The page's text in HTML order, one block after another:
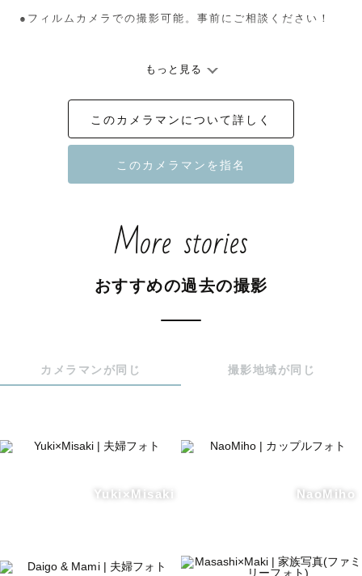
●フィルムカメラでの撮影可能。事前にご相談ください！
もっと見る
このカメラマンについて詳しく
More stories
おすすめの過去の撮影
カメラマンが同じ 撮影地域が同じ
Yuki×Misaki NaoMiho